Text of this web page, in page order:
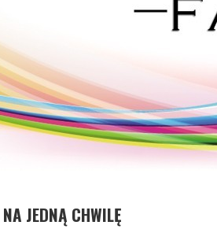
NA JEDNĄ CHWILĘ